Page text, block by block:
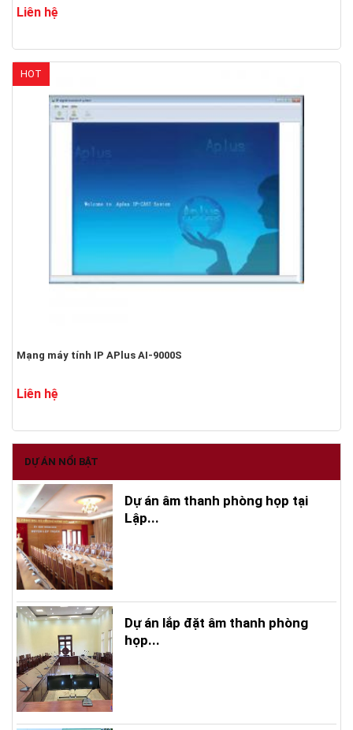
Liên hệ
HOT
Mạng máy tính IP APlus AI-9000S
Liên hệ
DỰ ÁN NỔI BẬT
Dự án âm thanh phòng họp tại
Lập...
Dự án lắp đặt âm thanh phòng
họp...